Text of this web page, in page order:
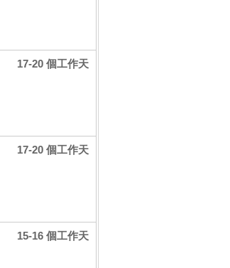
17-20 個工作天
17-20 個工作天
15-16 個工作天